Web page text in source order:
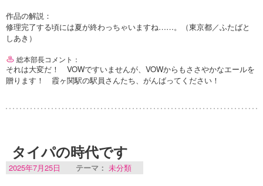
作品の解説：
修理完了する頃には夏が終わっちゃいますね……。（東京都／ふたばと
しあき）
総本部長コメント：
それは大変だ！ VOWですいませんが、VOWからもささやかなエールを
贈ります！ 霞ヶ関駅の駅員さんたち、がんばってください！
タイパの時代です
2025年7月25日 テーマ： 未分類